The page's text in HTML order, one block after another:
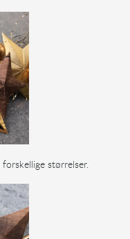
størrelser.